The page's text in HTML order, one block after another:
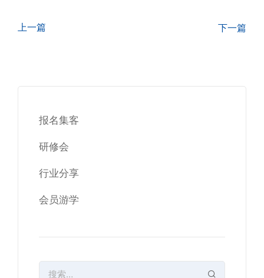
上一篇 下一篇
报名集客
研修会
行业分享
会员游学